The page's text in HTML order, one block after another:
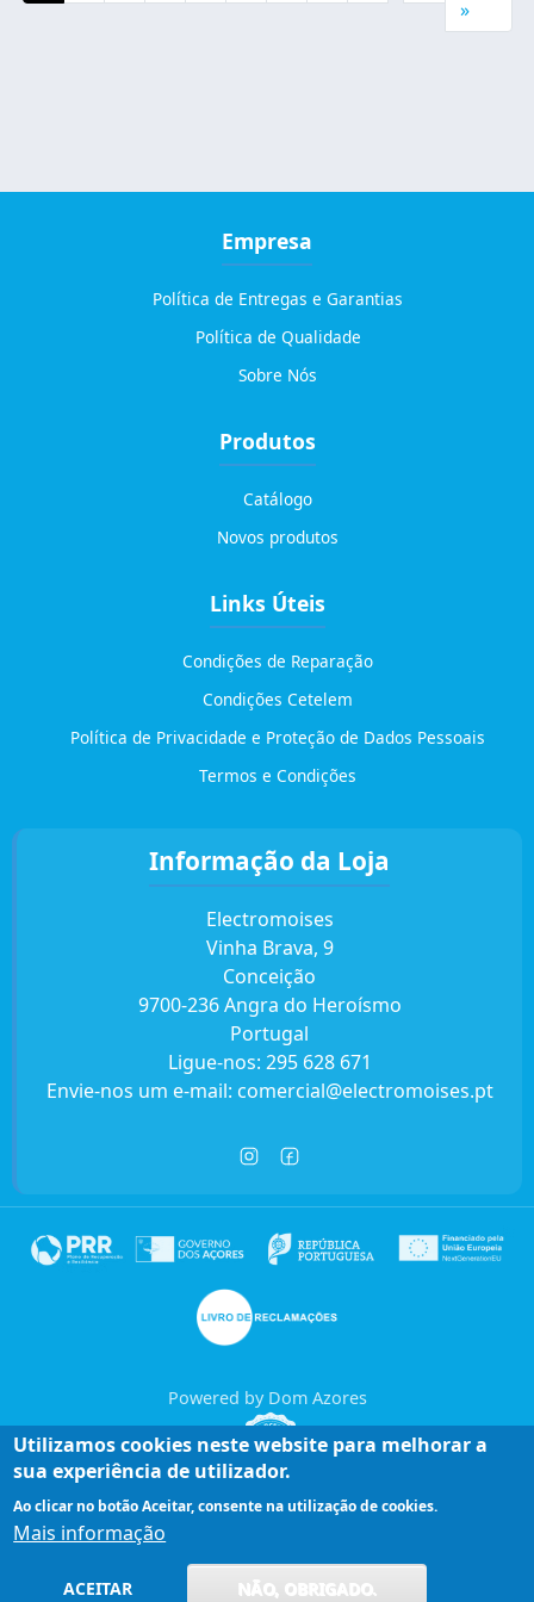
Entre em contacto connosco!
»
Empresa
Política de Entregas e Garantias
Política de Qualidade
Sobre Nós
Produtos
Catálogo
Novos produtos
Links Úteis
Condições de Reparação
Condições Cetelem
Política de Privacidade e Proteção de Dados Pessoais
Termos e Condições
Informação da Loja
Electromoises
Vinha Brava, 9
Conceição
9700-236 Angra do Heroísmo
Portugal
Ligue-nos: 295 628 671
Envie-nos um e-mail: comercial@electromoises.pt
Powered by Dom Azores
Utilizamos cookies neste website para melhorar a
sua experiência de utilizador.
Ao clicar no botão Aceitar, consente na utilização de cookies.
Mais informação
ACEITAR NÃO, OBRIGADO.